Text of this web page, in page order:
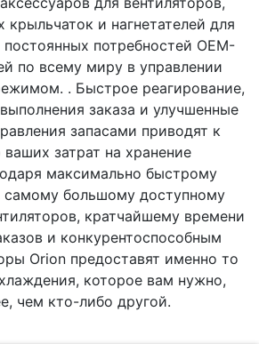
крыльчаток и нагнетателей для
потребностей OEM-
по всему миру в управлении
. Быстрое реагирование,
заказа и улучшенные
запасами приводят к
затрат на хранение
максимально быстрому
самому большому доступному
кратчайшему времени
и конкурентоспособным
Orion предоставят именно то
которое вам нужно,
чем кто-либо другой.